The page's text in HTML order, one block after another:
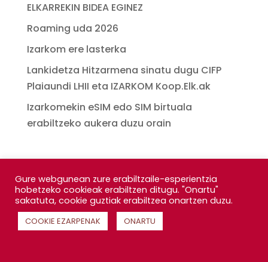
ELKARREKIN BIDEA EGINEZ
Roaming uda 2026
Izarkom ere lasterka
Lankidetza Hitzarmena sinatu dugu CIFP
Plaiaundi LHII eta IZARKOM Koop.Elk.ak
Izarkomekin eSIM edo SIM birtuala
erabiltzeko aukera duzu orain
Gure webgunean zure erabiltzaile-esperientzia
hobetzeko cookieak erabiltzen ditugu. "Onartu"
sakatuta, cookie guztiak erabiltzea onartzen duzu.
COOKIE EZARPENAK ONARTU